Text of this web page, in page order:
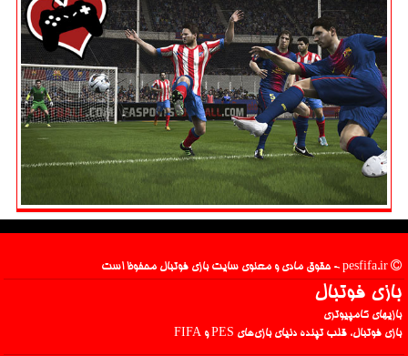
بازی فوتبال
بازیهای کامپیوتری
بازی فوتبال، قلب تپنده دنیای بازی‌های PES و FIFA